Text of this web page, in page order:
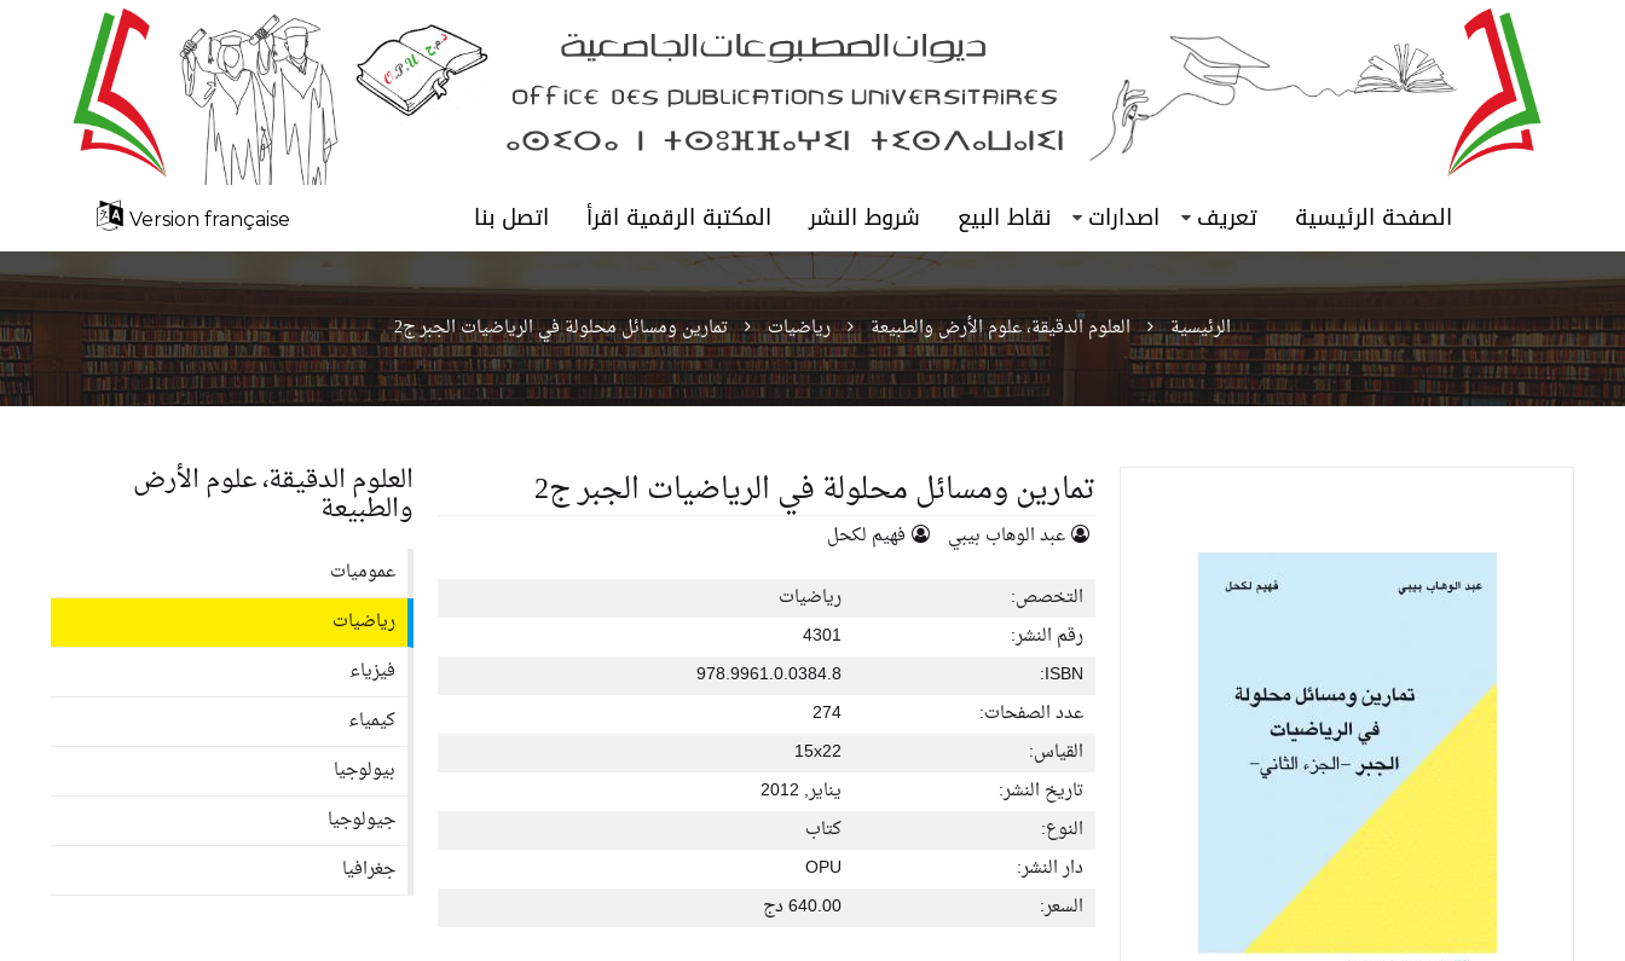
الصفحة الرئيسية تعريف اصدارات نقاط البيع شروط النشر المكتبة الرقمية اقرأ اتصل بنا Version française
الرئيسية العلوم الدقيقة، علوم الأرض والطبيعة رياضيات تمارين ومسائل محلولة في الرياضيات الجبر ج2
تمارين ومسائل محلولة في الرياضيات الجبر ج2
عبد الوهاب بيبي
فهيم لكحل
التخصص:
رياضيات
رقم النشر:
4301
ISBN:
978.9961.0.0384.8
عدد الصفحات:
274
القياس:
15x22
تاريخ النشر:
يناير, 2012
النوع:
كتاب
دار النشر:
OPU
السعر:
640.00 دج
العلوم الدقيقة، علوم الأرض
والطبيعة
عموميات
رياضيات
فيزياء
كيمياء
بيولوجيا
جيولوجيا
جغرافيا